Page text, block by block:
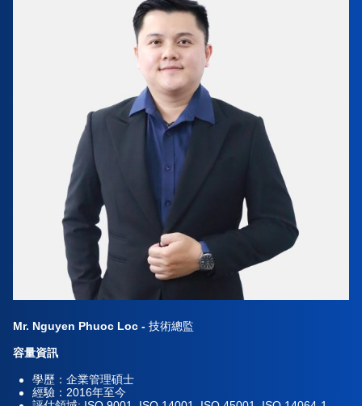
Mr. Nguyen Phuoc Loc - 技術總監
容量資訊
學歷：企業管理碩士
經驗：2016年至今